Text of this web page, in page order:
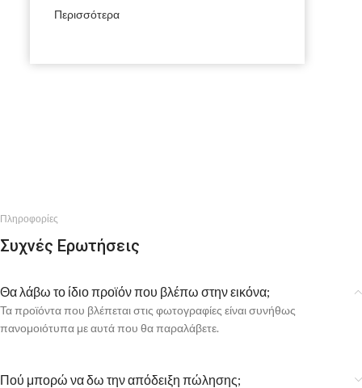
Περισσότερα
Πληροφορίες
Συχνές Ερωτήσεις
Θα λάβω το ίδιο προϊόν που βλέπω στην εικόνα;
Τα προϊόντα που βλέπεται στις φωτογραφίες είναι συνήθως
πανομοιότυπα με αυτά που θα παραλάβετε.
Πού μπορώ να δω την απόδειξη πώλησης;